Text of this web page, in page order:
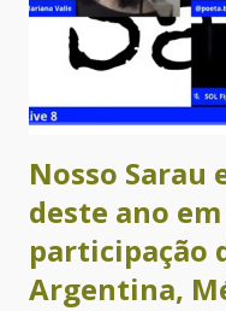
Nosso Sarau
deste ano
participação
Argentina,